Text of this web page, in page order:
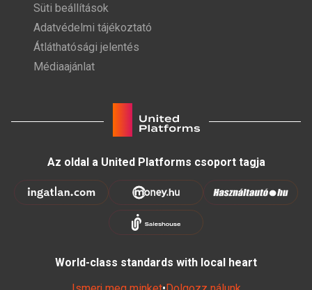
Süti beállítások
Adatvédelmi tájékoztató
Átláthatósági jelentés
Médiaajánlat
Az oldal a United Platforms csoport tagja
World-class standards with local heart